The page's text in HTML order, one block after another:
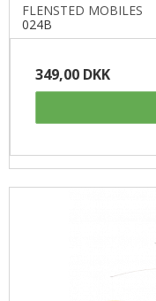
FLENSTED MOBILES
024B
349,00 DKK